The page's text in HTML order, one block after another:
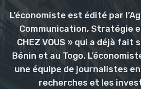
L’économiste est édité par
Communication, Stratégie
CHEZ VOUS » qui a déjà fait
Bénin et au Togo.
une équipe de journalistes
recherches et les